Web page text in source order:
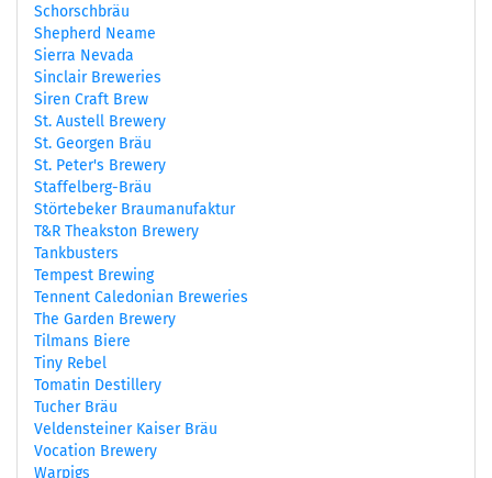
Schorschbräu
Shepherd Neame
Sierra Nevada
Sinclair Breweries
Siren Craft Brew
St. Austell Brewery
St. Georgen Bräu
St. Peter's Brewery
Staffelberg-Bräu
Störtebeker Braumanufaktur
T&R Theakston Brewery
Tankbusters
Tempest Brewing
Tennent Caledonian Breweries
The Garden Brewery
Tilmans Biere
Tiny Rebel
Tomatin Destillery
Tucher Bräu
Veldensteiner Kaiser Bräu
Vocation Brewery
Warpigs